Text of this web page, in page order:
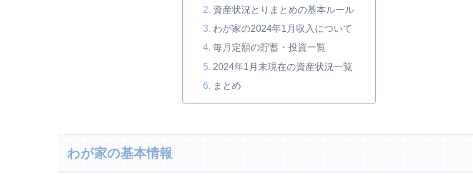
資産状況とりまとめの基本ルール
わが家の2024年1月収入について
毎月定額の貯蓄・投資一覧
2024年1月末現在の資産状況一覧
まとめ
わが家の基本情報